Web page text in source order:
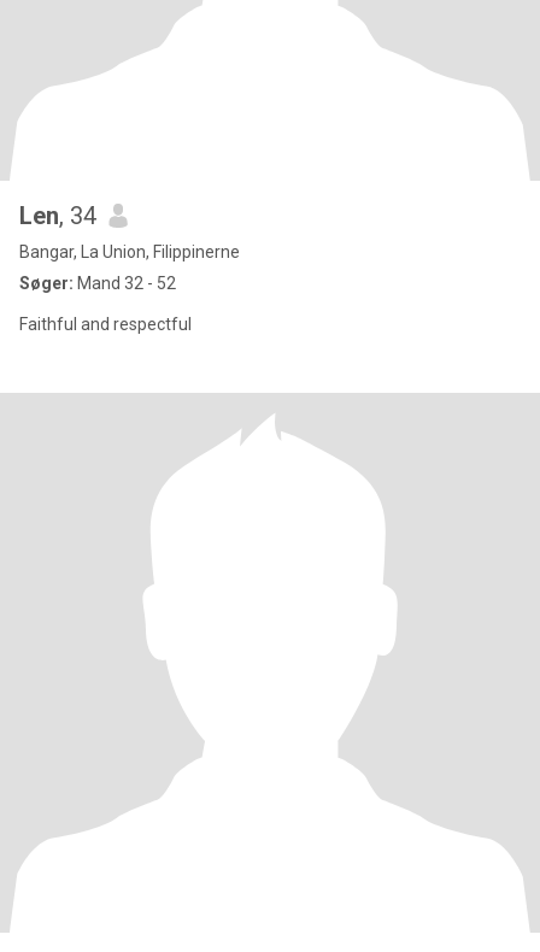
Len, 34
Bangar, La Union, Filippinerne
Søger: Mand 32 - 52
Faithful and respectful